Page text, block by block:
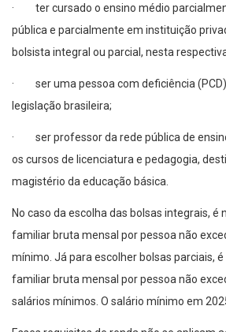
· ter cursado o ensino médio
pública e parcialmente em instituição
bolsista integral ou parcial, nesta
· ser uma pessoa com deficiência
legislação brasileira;
· ser professor da rede pública de
os cursos de licenciatura e pedagogia,
magistério da educação básica.
No caso da escolha das bolsas integrais, é
familiar bruta mensal por pessoa não
mínimo. Já para escolher bolsas parciais,
familiar bruta mensal por pessoa não
salários mínimos. O salário mínimo em